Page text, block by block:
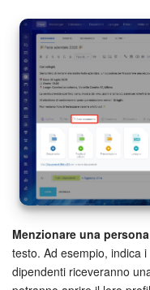
Menzionare una persona
testo. Ad esempio, indica
dipendenti riceveranno